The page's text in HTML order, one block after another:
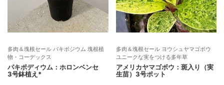
多肉＆塊根セール パキポジウム 塊根植
物・コーデックス
パキポディウム：ホロンベンセ
3号鉢植え*
多肉＆塊根セール ヨウシュヤマゴボウ
ユニークな実をつける多年草
アメリカヤマゴボウ：斑入り（実
生苗）3号ポット